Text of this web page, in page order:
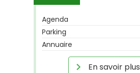
Agenda
Parking
Annuaire
En savoir plus